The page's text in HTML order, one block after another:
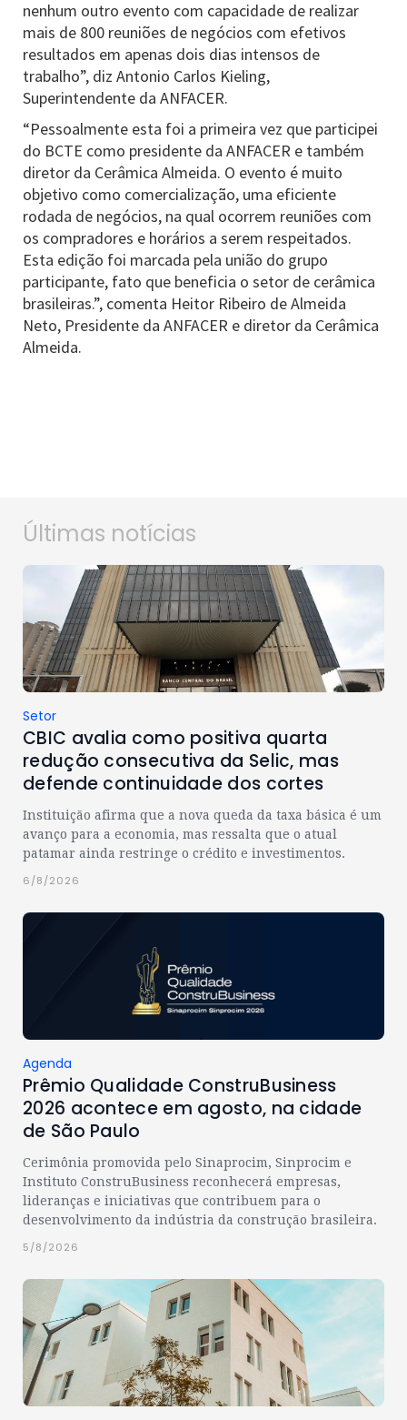
nenhum outro evento com capacidade de realizar
mais de 800 reuniões de negócios com efetivos
resultados em apenas dois dias intensos de
trabalho”, diz Antonio Carlos Kieling,
Superintendente da ANFACER.
“Pessoalmente esta foi a primeira vez que participei
do BCTE como presidente da ANFACER e também
diretor da Cerâmica Almeida. O evento é muito
objetivo como comercialização, uma eficiente
rodada de negócios, na qual ocorrem reuniões com
os compradores e horários a serem respeitados.
Esta edição foi marcada pela união do grupo
participante, fato que beneficia o setor de cerâmica
brasileiras.”, comenta Heitor Ribeiro de Almeida
Neto, Presidente da ANFACER e diretor da Cerâmica
Almeida.
Últimas notícias
Setor
CBIC avalia como positiva quarta
redução consecutiva da Selic, mas
defende continuidade dos cortes
Instituição afirma que a nova queda da taxa básica é um
avanço para a economia, mas ressalta que o atual
patamar ainda restringe o crédito e investimentos.
6/8/2026
Agenda
Prêmio Qualidade ConstruBusiness
2026 acontece em agosto, na cidade
de São Paulo
Cerimônia promovida pelo Sinaprocim, Sinprocim e
Instituto ConstruBusiness reconhecerá empresas,
lideranças e iniciativas que contribuem para o
desenvolvimento da indústria da construção brasileira.
5/8/2026